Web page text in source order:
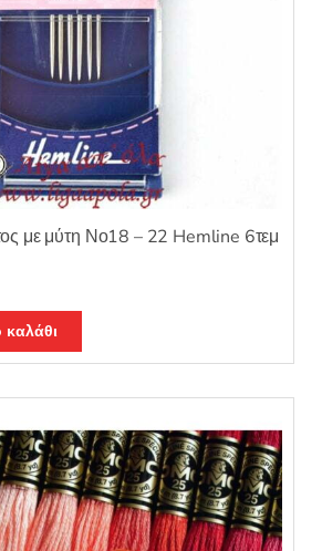
με μύτη Νο18 – 22 Hemline 6τεμ